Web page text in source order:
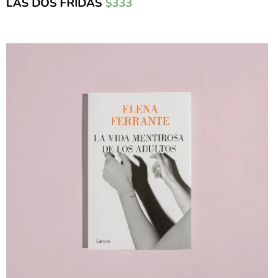
LAS DOS FRIDAS $333